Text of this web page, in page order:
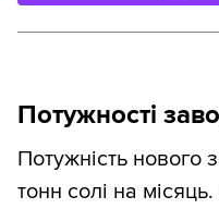
Потужності
Потужність нового
тонн солі на